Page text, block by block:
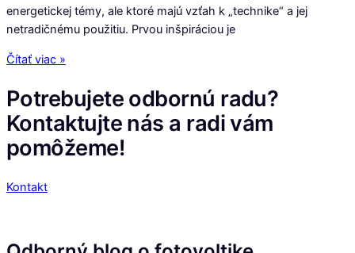
energetickej témy, ale ktoré majú vzťah k „technike“ a jej
netradičnému použitiu. Prvou inšpiráciou je
Čítať viac »
Potrebujete odbornú radu?
Kontaktujte nás a radi vám
pomôžeme!
Kontakt